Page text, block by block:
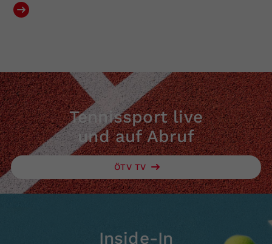
Tennissport live
und auf Abruf
ÖTV TV
Inside-In